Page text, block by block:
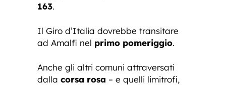
163.
Il Giro d’Italia dovrebbe transitare
ad Amalfi nel primo pomeriggio.
Anche gli altri comuni attraversati
dalla corsa rosa – e quelli limitrofi,